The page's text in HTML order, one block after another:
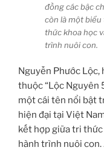
đồng các bậc
còn là một
thức khoa học
trình nuôi con.
Nguyễn Phước Lộc,
thuộc “Lộc Nguyên
một cái tên nổi bật
hiện đại tại Việt
kết hợp giữa tri
hành trình nuôi